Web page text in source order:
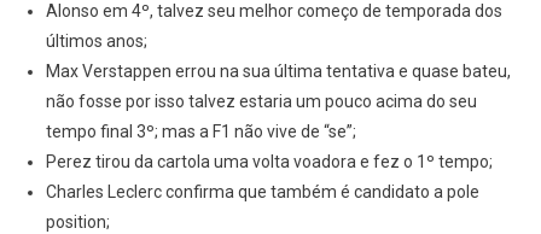
Alonso em 4º, talvez seu melhor começo de temporada dos
últimos anos;
Max Verstappen errou na sua última tentativa e quase bateu,
não fosse por isso talvez estaria um pouco acima do seu
tempo final 3º; mas a F1 não vive de “se”;
Perez tirou da cartola uma volta voadora e fez o 1º tempo;
Charles Leclerc confirma que também é candidato a pole
position;